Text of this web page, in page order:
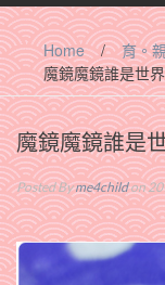
Home / 育。
魔鏡魔鏡誰是世
魔鏡魔鏡誰是
Posted Byme4childon